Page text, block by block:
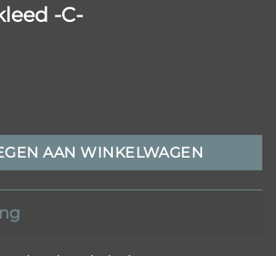
-C-
AAN WINKELWAGEN